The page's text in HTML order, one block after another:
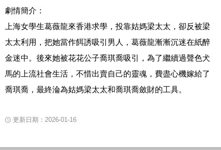
劇情簡介：
上海女學生葛薇龍來香港求學，投靠姑媽梁太太，卻反被梁
太太利用，把她當作餌誘吸引男人，葛薇龍漸漸沉迷在紙醉
金迷中。後來她被花花公子喬琪喬吸引，為了繼續過聲色犬
馬的上流社會生活，不惜出賣自己的靈魂，費盡心機嫁給了
喬琪喬，最終淪為姑媽梁太太和喬琪喬斂財的工具。
更新日期：2026-01-16